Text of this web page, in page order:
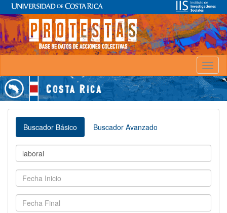
Buscador Básico Buscador Avanzado